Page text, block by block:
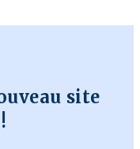
site